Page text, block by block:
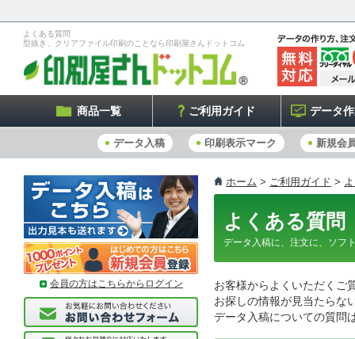
よくある質問
型抜き、クリアファイル印刷のことなら印刷屋さんドットコム
商品一覧 ご利用ガイド データ
データ入稿 印刷表示マーク 新規会
ホーム > ご利用ガイド >
よくある質問
データ入稿に、注文に、ソフ
お客様からよくいただくご
お探しの情報が見当たらな
データ入稿についての質問
会員の方はこちらからログイン